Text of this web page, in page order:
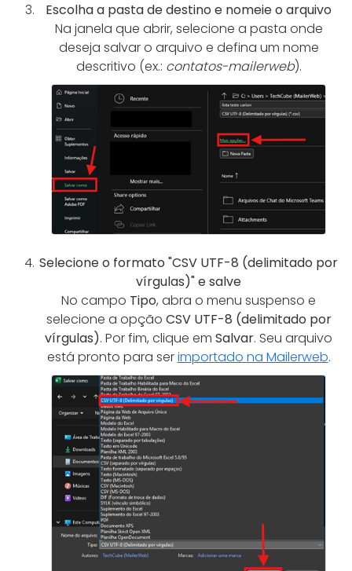
Escolha a pasta de destino e nomeie o arquivo
Na janela que abrir, selecione a pasta onde
deseja salvar o arquivo e defina um nome
descritivo (ex.: contatos-mailerweb).
Selecione o formato "CSV UTF-8 (delimitado por
vírgulas)" e salve
No campo Tipo, abra o menu suspenso e
selecione a opção CSV UTF-8 (delimitado por
vírgulas). Por fim, clique em Salvar. Seu arquivo
está pronto para serimportado na Mailerweb.